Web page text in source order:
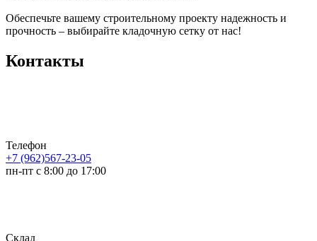
Обеспечьте вашему строительному проекту надежность и
прочность – выбирайте кладочную сетку от нас!
Контакты
Телефон
+7 (962)567-23-05
пн-пт с 8:00 до 17:00
Склад